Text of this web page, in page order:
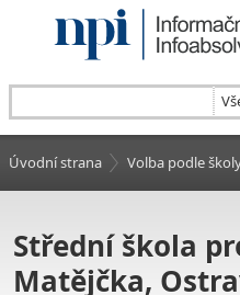
Úvodní strana Volba podle
Střední škola
Matějčka,